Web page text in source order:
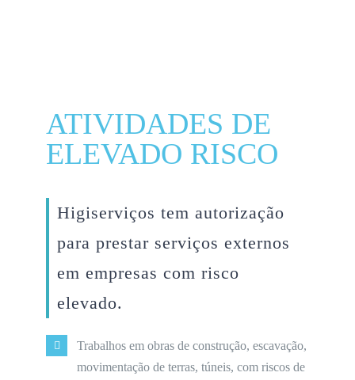
ATIVIDADES DE
ELEVADO RISCO
Higiserviços tem autorização
para prestar serviços externos
em empresascom risco
elevado.
Trabalhos em obras de construção, escavação,
movimentação de terras, túneis, com riscos de